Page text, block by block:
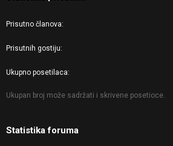
Prisutno članova
Prisutnih gostiju
Ukupno posetilaca
Ukupan broj može sadržati i skrivene posetioce.
Statistika foruma